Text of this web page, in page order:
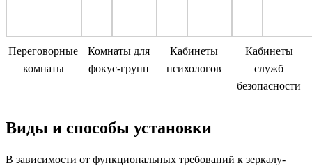
Переговорные
комнаты
Комнаты для
фокус-групп
Кабинеты
психологов
Кабинеты
служб
безопасности
Виды и способы установки
В зависимости от функциональных требований к зеркалу-